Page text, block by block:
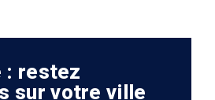
restez
sur votre ville